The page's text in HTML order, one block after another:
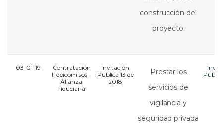
construcción del
proyecto.
03-01-19
Contratación
Fideicomisos -
Alianza
Fiduciaria
Invitación
Pública 13 de
2018
Prestar los
servicios de
vigilancia y
seguridad privada